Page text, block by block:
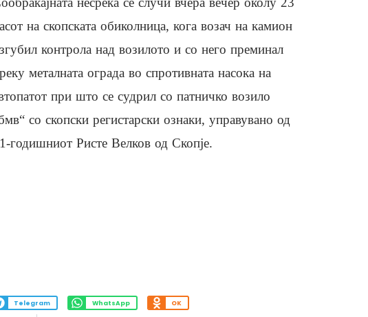
на скопската обиколница, кога возач на камион
контрола над возилото и со него преминал
металната ограда во спротивната насока на
при што се судрил со патничко возило
со скопски регистарски ознаки, управувано од
годишниот Ристе Велков од Скопје.
Telegram WhatsApp OK